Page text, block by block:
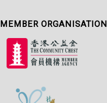
MEMBER ORGANISATION